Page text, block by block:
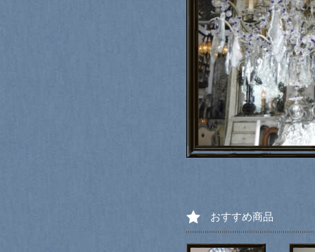
おすすめ商品